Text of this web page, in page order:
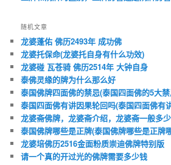
随机文章
龙婆蓬佑 佛历2493年 成功佛
龙婆托保命(龙婆托自身有什么功效)
龙婆碰 瓦苍骑 佛历2514年 大钟自身
泰佛灵缘的牌为什么那么好
泰国佛牌四面佛的禁忌(泰国四面佛的5大
泰国四面佛有讲因果轮回吗(泰国四面佛有
龙婆斋佛牌，龙婆斋介绍，龙婆斋一般多少
泰国佛牌哪些是正牌(泰国佛牌哪些是正牌
龙婆培佛历2516金面粉质崇迪佛牌特别版
请一个真的开过光的佛牌需要多少钱